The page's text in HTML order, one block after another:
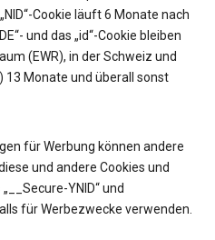
Cookie läuft 6 Monate nach
und das „id“-Cookie bleiben
(EWR), in der Schweiz und
13 Monate und überall sonst
für Werbung können andere
und andere Cookies und
YNID“ und
für Werbezwecke verwenden.